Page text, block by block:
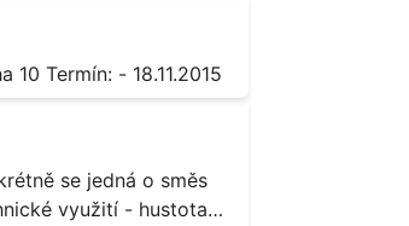
Sorban draselný Popis: - do moštu Množství: - 500 kg Lokalita: - Praha 10 Termín: - 18.11.2015
využití - hustota